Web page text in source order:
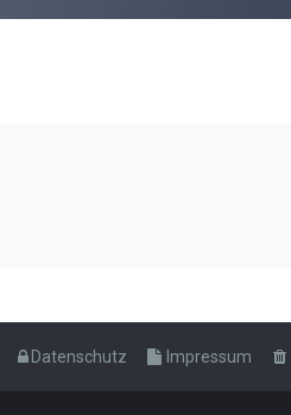
Impressum
Datenschutz